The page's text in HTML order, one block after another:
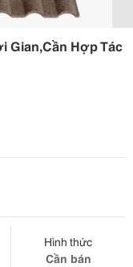
Gian,Cần Hợp Tác
Hình thức
Cần bán